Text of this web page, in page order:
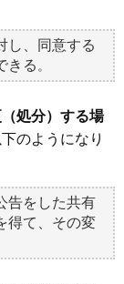
し、同意する
きる 。
処分）する場
下のようになり
告をした共有
得て、その変